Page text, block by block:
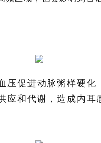
压促进动脉粥样硬化
和代谢，造成内耳